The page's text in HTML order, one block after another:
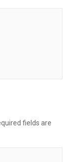
fields are